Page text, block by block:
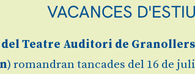
VACANCES D'ESTIU
del Teatre Auditori de
) romandran tancades del 16 de